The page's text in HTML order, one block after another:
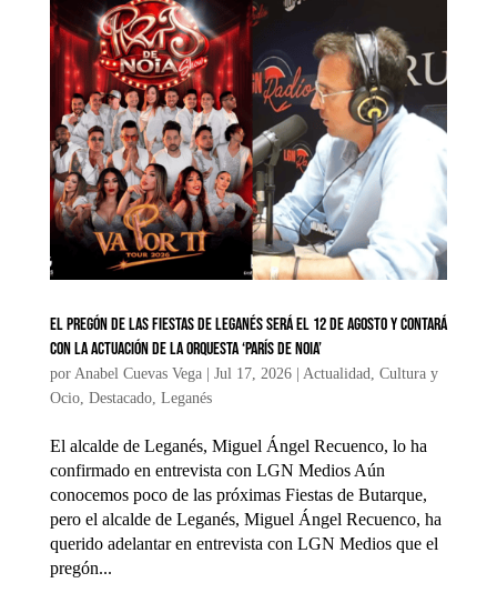
El pregón de las fiestas de Leganés será el 12 de agosto y contará
con la actuación de la Orquesta ‘París de Noia’
por Anabel Cuevas Vega| Jul 17, 2026| Actualidad, Cultura y
Ocio, Destacado, Leganés
El alcalde de Leganés, Miguel Ángel Recuenco, lo ha
confirmado en entrevista con LGN Medios Aún
conocemos poco de las próximas Fiestas de Butarque,
pero el alcalde de Leganés, Miguel Ángel Recuenco, ha
querido adelantar en entrevista con LGN Medios que el
pregón...